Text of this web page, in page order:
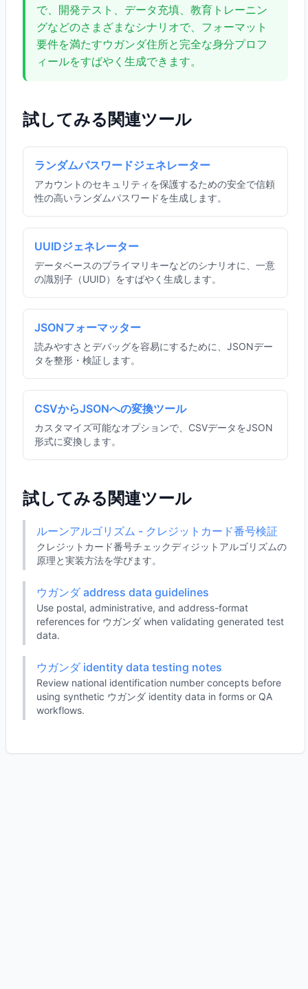
で、開発テスト、データ充填、教育トレーニン
グなどのさまざまなシナリオで、フォーマット
要件を満たすウガンダ住所と完全な身分プロフ
ィールをすばやく生成できます。
試してみる関連ツール
ランダムパスワードジェネレーター
アカウントのセキュリティを保護するための安全で信頼
性の高いランダムパスワードを生成します。
UUIDジェネレーター
データベースのプライマリキーなどのシナリオに、一意
の識別子（UUID）をすばやく生成します。
JSONフォーマッター
読みやすさとデバッグを容易にするために、JSONデー
タを整形・検証します。
CSVからJSONへの変換ツール
カスタマイズ可能なオプションで、CSVデータをJSON
形式に変換します。
試してみる関連ツール
ルーンアルゴリズム - クレジットカード番号検証
クレジットカード番号チェックディジットアルゴリズムの
原理と実装方法を学びます。
ウガンダ address data guidelines
Use postal, administrative, and address-format
references for ウガンダ when validating generated test
data.
ウガンダ identity data testing notes
Review national identification number concepts before
using synthetic ウガンダ identity data in forms or QA
workflows.